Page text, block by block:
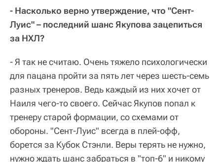
- Насколько верно утверждение, что "Сент-
Луис" – последний шанс Якупова зацепиться
за НХЛ?
- Я так не считаю. Очень тяжело психологически
для пацана пройти за пять лет через шесть-семь
разных тренеров. Ведь каждый из них хочет от
Наиля чего-то своего. Сейчас Якупов попал к
тренеру старой формации, со схемами от
обороны. "Сент-Луис" всегда в плей-офф,
борется за Кубок Стэнли. Веры терять не нужно,
нужно ждать шанс забраться в "топ-6" и никому